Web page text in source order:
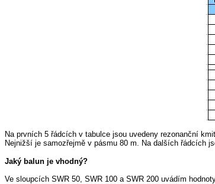
Na prvních 5 řádcích v tabulce jsou uvedeny rezonanční
Nejnižší je samozřejmě v pásmu 80 m. Na dalších řádcích
Jaký balun je vhodný?
Ve sloupcích SWR 50, SWR 100 a SWR 200 uvádím